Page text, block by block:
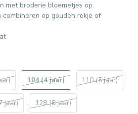
met broderie bloemetjes op.
op gouden rokje of
104 (4 jaar) 110 (5 jaar)
jaar) 128 (8 jaar)